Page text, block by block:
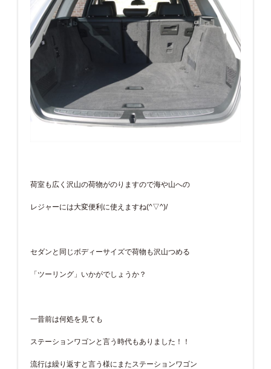
荷室も広く沢山の荷物がのりますので海や山への
レジャーには大変便利に使えますね(^▽^)/
セダンと同じボディーサイズで荷物も沢山つめる
「ツーリング」いかがでしょうか？
一昔前は何処を見ても
ステーションワゴンと言う時代もありました！！
流行は繰り返すと言う様にまたステーションワゴン